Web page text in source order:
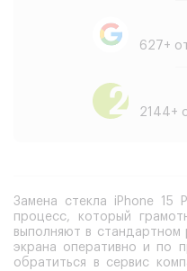
627+
2144+
Замена стекла iPhone 15
процесс, который
выполняют в стандартном
экрана оперативно и по
обратиться в сервис